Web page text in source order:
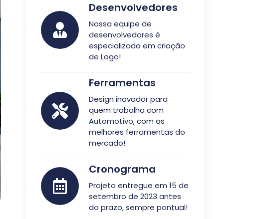
Desenvolvedores
Nossa equipe de
desenvolvedores é
especializada em criação
de Logo!
Ferramentas
Design inovador para
quem trabalha com
Automotivo, com as
melhores ferramentas do
mercado!
Cronograma
Projeto entregue em 15 de
setembro de 2023 antes
do prazo, sempre pontual!